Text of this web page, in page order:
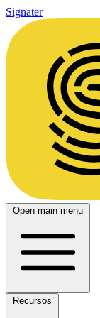
Signater
Open main menu